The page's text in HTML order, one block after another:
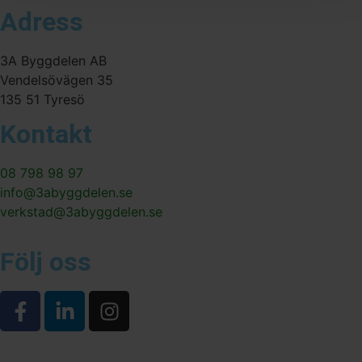
Adress
3A Byggdelen AB
Vendelsövägen 35
135 51 Tyresö
Kontakt
08 798 98 97
info@3abyggdelen.se
verkstad@3abyggdelen.se
Följ oss